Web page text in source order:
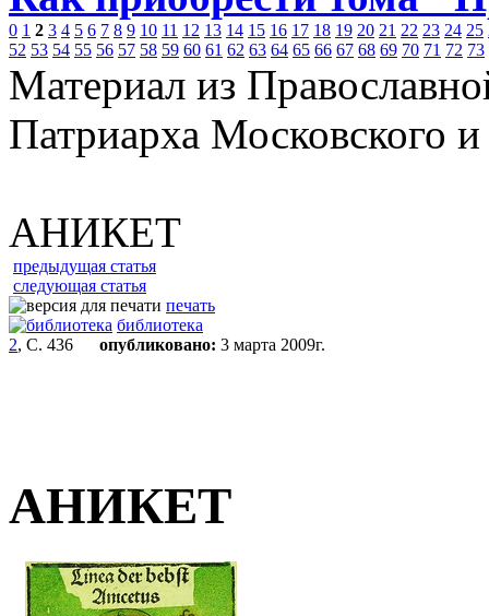
0 1 2 3 4 5 6 7 8 9 10 11 12 13 14 15 16 17 18 19 20 21 22 23 24 25
52 53 54 55 56 57 58 59 60 61 62 63 64 65 66 67 68 69 70 71 72 73
Материал из
Патриарха Московского
АНИКЕТ
предыдущая статья
следующая статья
печать
библиотека
2, С. 436 опубликовано: 3 марта 2009г.
АНИКЕТ